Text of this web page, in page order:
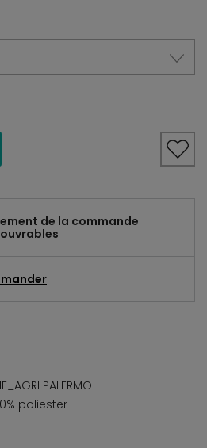
de la commande
PALERMO
poliester